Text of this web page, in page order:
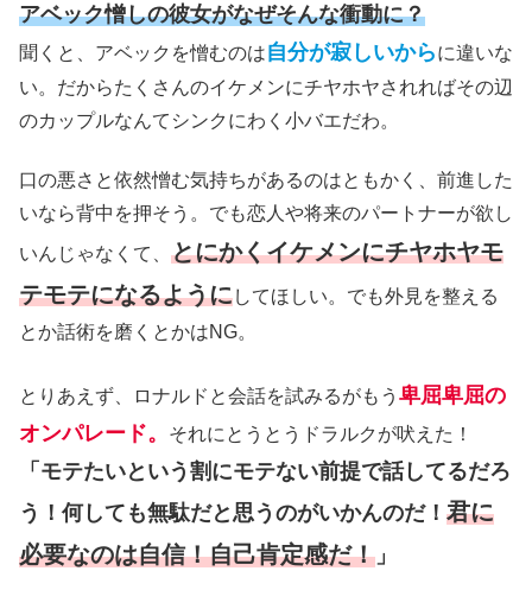
アベック憎しの彼女がなぜそんな衝動に？
聞くと、アベックを憎むのは自分が寂しいからに違いな
い。だからたくさんのイケメンにチヤホヤされればその辺
のカップルなんてシンクにわく小バエだわ。
口の悪さと依然憎む気持ちがあるのはともかく、前進した
いなら背中を押そう。でも恋人や将来のパートナーが欲し
いんじゃなくて、 とにかくイケメンにチヤホヤモ
テモテになるようにしてほしい。でも外見を整える
とか話術を磨くとかはNG。
とりあえず、ロナルドと会話を試みるがもう 卑屈卑屈の
オンパレード。
それにとうとうドラルクが吠えた！
「モテたいという割にモテない前提で話してるだろ
う！何しても無駄だと思うのがいかんのだ！ 君に
必要なのは自信！自己肯定感だ！ 」